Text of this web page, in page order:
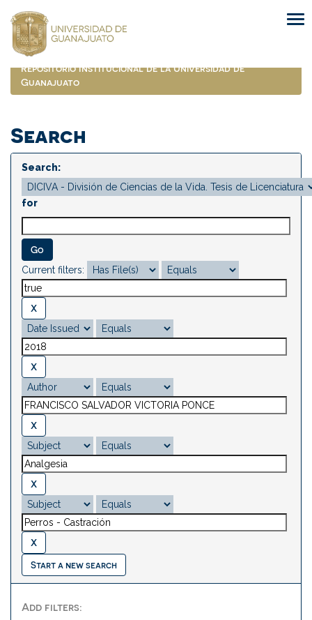
navigation
Repositorio Institucional de la Universidad de
Guanajuato
Search
Search:
for
Current filters:
Start a new search
Add filters: